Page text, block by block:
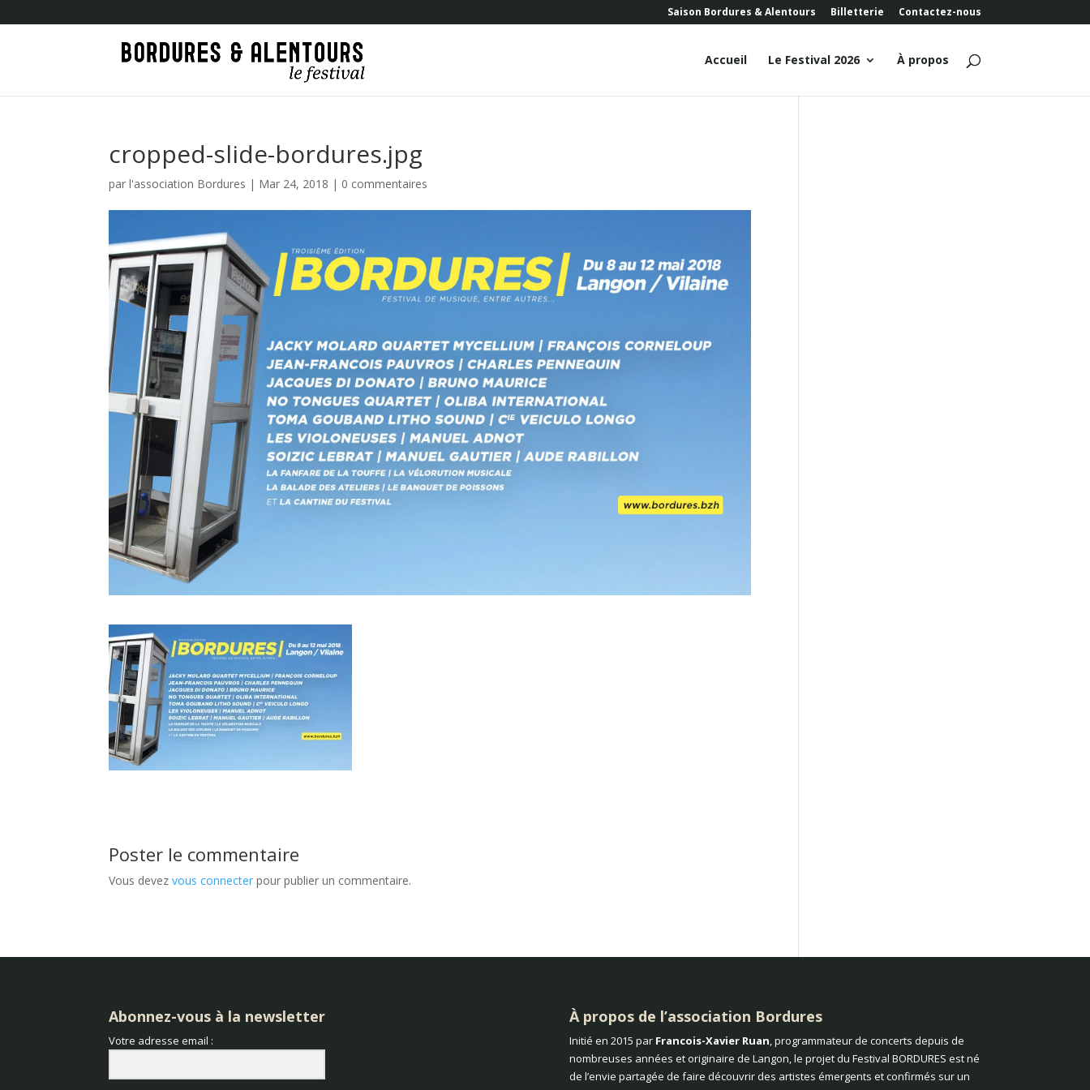
Saison Bordures & Alentours Billetterie Contactez-nous
Accueil Le Festival 2026 À propos
cropped-slide-bordures.jpg
parl'association Bordures | Mar 24, 2018 | 0 commentaires
Poster le commentaire
Vous devezvous connecter pour publier un commentaire.
Abonnez-vous à la newsletter
Votre adresse email :
À propos de l’association Bordures
Initié en 2015 par Francois-Xavier Ruan, programmateur de concerts depuis de
nombreuses années et originaire de Langon, le projet du Festival BORDURES est né
de l’envie partagée de faire découvrir des artistes émergents et confirmés sur un